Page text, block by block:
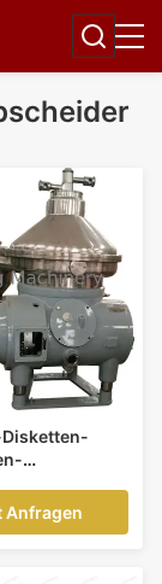
illegal Öl
Anfragen